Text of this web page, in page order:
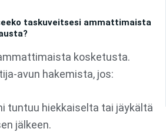
taskuveitsesi ammattimaista
kosketusta.
avun hakemista, jos:
tuntuu hiekkaiselta tai jäykältä
jälkeen.